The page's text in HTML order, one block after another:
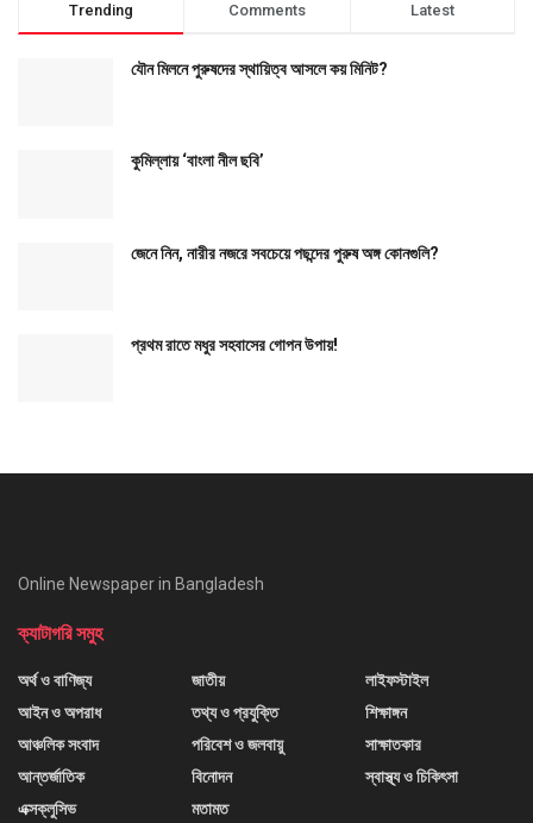
Trending Comments Latest
যৌন মিলনে পুরুষদের স্থায়িত্ব আসলে কয় মিনিট?
কুমিল্লায় ‘বাংলা নীল ছবি’
জেনে নিন, নারীর নজরে সবচেয়ে পছন্দের পুরুষ অঙ্গ কোনগুলি?
প্রথম রাতে মধুর সহবাসের গোপন উপায়!
Online Newspaper in Bangladesh
ক্যাটাগরি সমুহ
অর্থ ও বাণিজ্য
আইন ও অপরাধ
আঞ্চলিক সংবাদ
আন্তর্জাতিক
এক্সক্লুসিভ
জাতীয়
তথ্য ও প্রযুক্তি
পরিবেশ ও জলবায়ু
বিনোদন
মতামত
লাইফস্টাইল
শিক্ষাঙ্গন
সাক্ষাতকার
স্বাস্থ্য ও চিকিৎসা